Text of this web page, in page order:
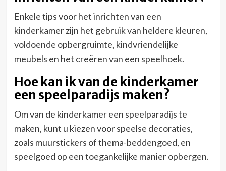
Enkele tips voor het inrichten van een
kinderkamer zijn het gebruik van heldere kleuren,
voldoende opbergruimte, kindvriendelijke
meubels en het creëren van een speelhoek.
Hoe kan ik van de kinderkamer
een speelparadijs maken?
Om van de kinderkamer een speelparadijs te
maken, kunt u kiezen voor speelse decoraties,
zoals muurstickers of thema-beddengoed, en
speelgoed op een toegankelijke manier opbergen.